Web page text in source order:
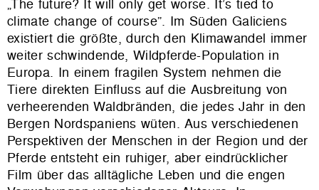
„The future? It will only get worse. It’s tied to
climate change of course”. Im Süden Galiciens
existiert die größte, durch den Klimawandel immer
weiter schwindende, Wildpferde-Population in
Europa. In einem fragilen System nehmen die
Tiere direkten Einfluss auf die Ausbreitung von
verheerenden Waldbränden, die jedes Jahr in den
Bergen Nordspaniens wüten. Aus verschiedenen
Perspektiven der Menschen in der Region und der
Pferde entsteht ein ruhiger, aber eindrücklicher
Film über das alltägliche Leben und die engen